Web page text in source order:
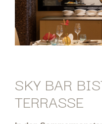
SKY BAR
TERRASSE